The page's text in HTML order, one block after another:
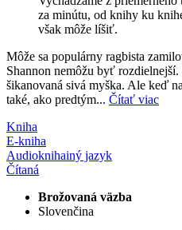
za minútu, od knihy ku
však môže líšiť.
Môže sa populárny ragbista
Shannon nemôžu byť
šikanovaná sivá myška. Ale keď
také, ako predtým... Čítať viac
Kniha
E-kniha
Audioknihainý jazyk
Čítaná
Brožovaná väzba
Slovenčina